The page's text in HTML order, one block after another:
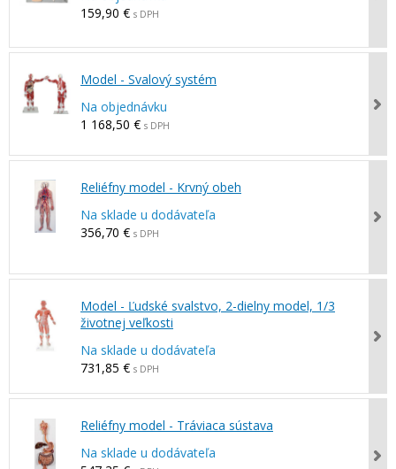
159,90 € s DPH
Model - Svalový systém
Na objednávku
1 168,50 € s DPH
Reliéfny model - Krvný obeh
Na sklade u dodávateľa
356,70 € s DPH
Model - Ľudské svalstvo, 2-dielny model, 1/3
životnej veľkosti
Na sklade u dodávateľa
731,85 € s DPH
Reliéfny model - Tráviaca sústava
Na sklade u dodávateľa